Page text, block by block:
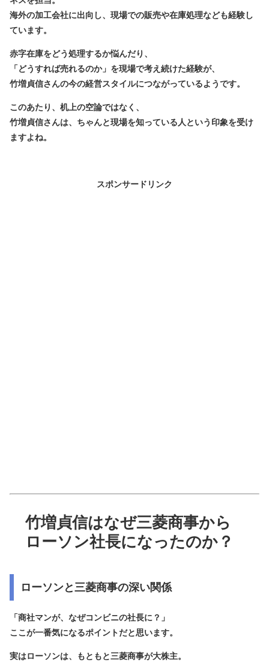
海外の加工会社に出向し、現場での販売や在庫処理なども経験し
ています。
赤字在庫をどう処理するか悩んだり、
「どうすれば売れるのか」を現場で考え続けた経験が、
竹増貞信さんの今の経営スタイルにつながっているようです。
このあたり、机上の空論ではなく、
竹増貞信さんは、ちゃんと現場を知っている人 という印象を受け
ますよね。
スポンサードリンク
竹増貞信はなぜ三菱商事から
ローソン社長になったのか？
ローソンと三菱商事の深い関係
「商社マンが、なぜコンビニの社長に？」
ここが一番気になるポイントだと思います。
実はローソンは、もともと三菱商事が大株主。